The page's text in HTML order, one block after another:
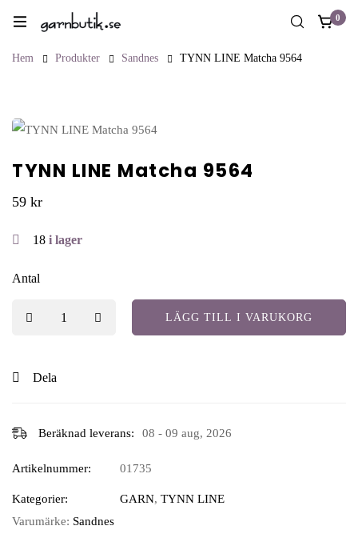
0
Hem Produkter Sandnes TYNN LINE Matcha 9564
TYNN LINE Matcha 9564
59 kr
18 i lager
Antal
LÄGG TILL I VARUKORG
Dela
Beräknad leverans: 08 - 09 aug, 2026
Artikelnummer: 01735
Kategorier: GARN, TYNN LINE
Varumärke: Sandnes